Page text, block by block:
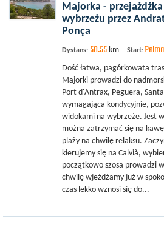
Majorka -
wybrzeżu przez
Ponça
Dystans: 58.55 km Start:
Dość łatwa, pagórkowata
Majorki prowadzi do
Port d'Antrax, Peguera,
wymagająca kondycyjnie,
widokami na wybrzeże. Jest
można zatrzymać się na
plaży na chwilę relaksu.
kierujemy się na Calvià,
początkowo szosa prowadzi
chwilę wjeżdżamy już w
czas lekko wznosi się do...